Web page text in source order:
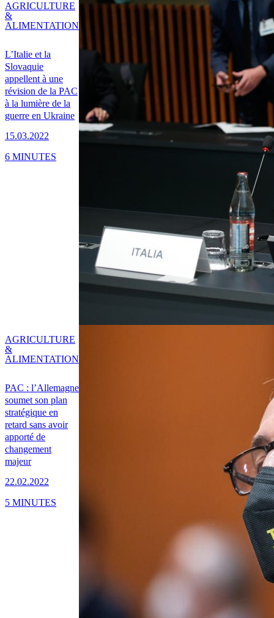
L’Italie et la
Slovaquie
appellent à une
révision de la PAC
à la lumière de la
guerre en Ukraine
15.03.2022
AGRICULTURE
&
ALIMENTATION
6 MINUTES
PAC : l’Allemagne
soumet son plan
stratégique en
retard sans avoir
apporté de
changement
majeur
22.02.2022
AGRICULTURE
&
ALIMENTATION
5 MINUTES